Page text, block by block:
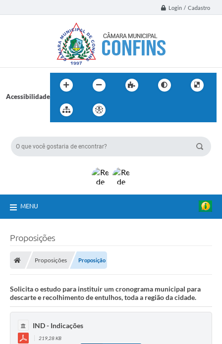
Login / Cadastro
Acessibilidade
MENU
Proposições
Proposições Proposição
Solicita o estudo para instituir um cronograma municipal para
descarte e recolhimento de entulhos, toda a região da cidade.
IND - Indicações
219,28 KB